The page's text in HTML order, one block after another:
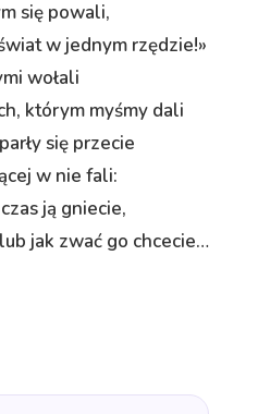
się powali,
w jednym rzędzie!»
wołali
którym myśmy dali
się przecie
w nie fali:
ją gniecie,
jak zwać go chcecie…